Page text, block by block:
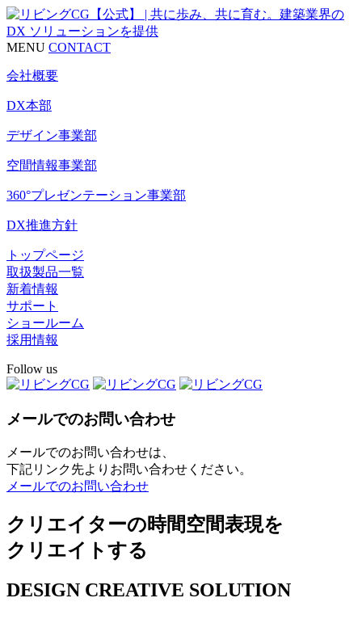
MENU CONTACT
会社概要
DX本部
デザイン事業部
空間情報事業部
360°プレゼンテーション事業部
DX推進方針
トップページ
取扱製品一覧
新着情報
サポート
ショールーム
採用情報
Follow us
メールでのお問い合わせ
メールでのお問い合わせは、
下記リンク先よりお問い合わせください。
メールでのお問い合わせ
クリエイターの時間空間表現を
クリエイトする
DESIGN CREATIVE SOLUTION